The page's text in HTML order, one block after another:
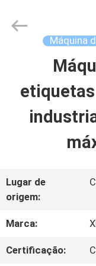
CASA
PRODUTOS
VÍDEOS
VR
Machinery
Máquina
Lugar de
origem:
Marca:
Certificação: